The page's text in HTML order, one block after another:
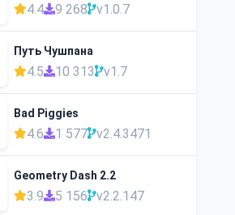
4.4 9 268 v1.0.7
Путь Чушпана
4.5 10 313 v1.7
Bad Piggies
4.6 1 577 v2.4.3471
Geometry Dash 2.2
3.9 5 156 v2.2.147